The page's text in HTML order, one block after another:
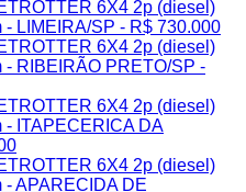
6X4 2p (diesel)
- LIMEIRA/SP - R$ 730.000
6X4 2p (diesel)
- RIBEIRÃO PRETO/SP -
6X4 2p (diesel)
- ITAPECERICA DA
6X4 2p (diesel)
- APARECIDA DE